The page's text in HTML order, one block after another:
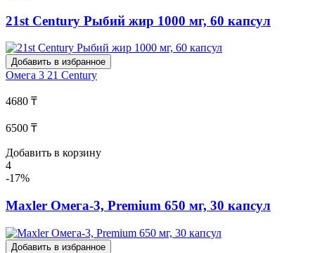
21st Century Рыбий жир 1000 мг, 60 капсул
Добавить в избранное
Омега 3 21 Century
4680 ₸
6500 ₸
Добавить в корзину
4
-17%
Maxler Омега-3, Premium 650 мг, 30 капсул
Добавить в избранное